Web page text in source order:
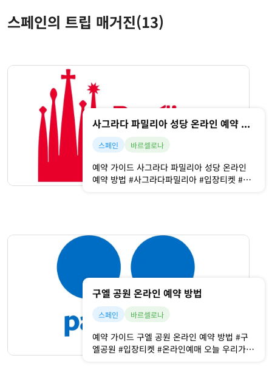
스페인의 트립 매거진(13)
사그라다 파밀리아 성당 온라인 예약 방법
스페인 바르셀로나
예약 가이드 사그라다 파밀리아 성당 온라인
예약 방법 #사그라다파밀리아 #입장티켓 #온
자 천재 건축가 안토니 가우디(Antoni
Gaudí)의 미완성 걸작으로
구엘 공원 온라인 예약 방법
스페인 바르셀로나
예약 가이드 구엘 공원 온라인 예약 방법 #구
엘공원 #입장티켓 #온라인예매 오늘 우리가